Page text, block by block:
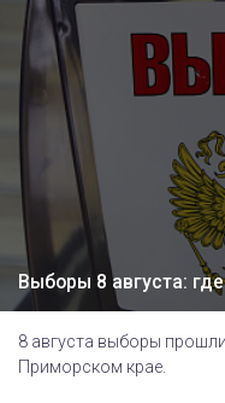
Выборы 8 августа:
8 августа выборы
Приморском крае.